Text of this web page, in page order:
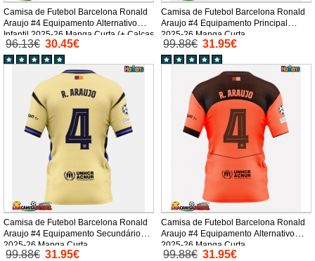
Camisa de Futebol Barcelona Ronald
Araujo #4 Equipamento Alternativo
Infantil 2025-26 Manga Curta (+ Calças
curtas)
96.13€ 30.45€
Camisa de Futebol Barcelona Ronald
Araujo #4 Equipamento Principal
2025-26 Manga Curta
99.88€ 31.95€
Camisa de Futebol Barcelona Ronald
Araujo #4 Equipamento Secundário
2025-26 Manga Curta
99.88€ 31.95€
Camisa de Futebol Barcelona Ronald
Araujo #4 Equipamento Alternativo
2025-26 Manga Curta
99.88€ 31.95€